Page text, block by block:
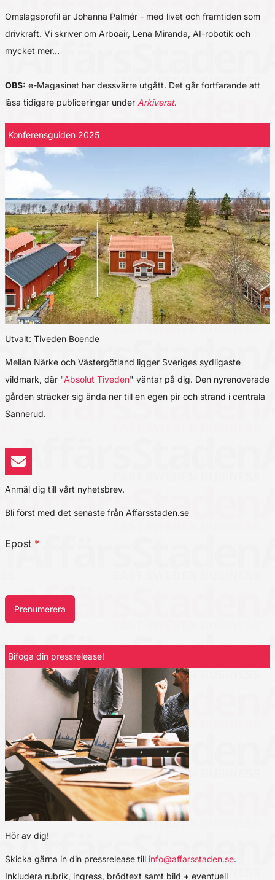
Omslagsprofil är Johanna Palmér - med livet och framtiden som
drivkraft. Vi skriver om Arboair, Lena Miranda, AI-robotik och
mycket mer…
OBS: e-Magasinet har dessvärre utgått. Det går fortfarande att
läsa tidigare publiceringar under Arkiverat.
Konferensguiden 2025
Utvalt: Tiveden Boende
Mellan Närke och Västergötland ligger Sveriges sydligaste
vildmark, där "Absolut Tiveden" väntar på dig. Den nyrenoverade
gården sträcker sig ända ner till en egen pir och strand i centrala
Sannerud.
Anmäl dig till vårt nyhetsbrev.
Bli först med det senaste från Affärsstaden.se
Epost *
Prenumerera
Bifoga din pressrelease!
Hör av dig!
Skicka gärna in din pressrelease till info@affarsstaden.se.
Inkludera rubrik, ingress, brödtext samt bild + eventuell